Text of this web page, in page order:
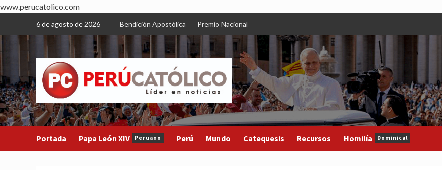
www.perucatolico.com
content
6 de agosto de 2026 Bendición Apostólica Premio Nacional
Portada Papa León XIV Peruano Perú Mundo Catequesis Recursos Homilía Dominical